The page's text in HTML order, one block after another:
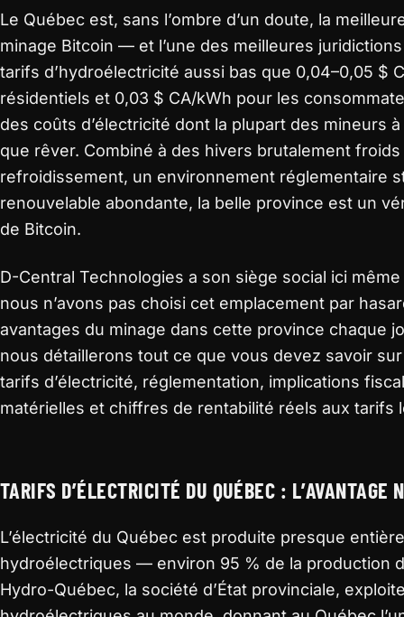
Le Québec est, sans l’ombre d’un doute, la
minage Bitcoin — et l’une des meilleures
tarifs d’hydroélectricité aussi bas que 0,04–0,05 $
résidentiels et 0,03 $ CA/kWh pour les
des coûts d’électricité dont la plupart des mineurs
que rêver. Combiné à des hivers brutalement
refroidissement, un environnement réglementaire
renouvelable abondante, la belle province est un
de Bitcoin.
D-Central Technologies a son siège social ici
nous n’avons pas choisi cet emplacement par
avantages du minage dans cette province chaque
nous détaillerons tout ce que vous devez savoir
tarifs d’électricité, réglementation, implications
matérielles et chiffres de rentabilité réels aux tarifs
TARIFS D’ÉLECTRICITÉ DU QUÉBEC : L’AVANTAGE
L’électricité du Québec est produite presque
hydroélectriques — environ 95 % de la production
Hydro-Québec, la société d’État provinciale,